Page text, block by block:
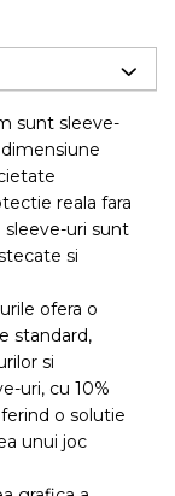
sunt sleeve-
reala fara
uri sunt
si
ofera o
standard,
si
uri, cu 10%
o solutie
unui joc